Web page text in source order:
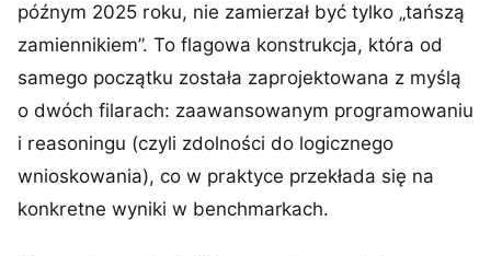
późnym 2025 roku, nie zamierzał być tylko „tańszą
zamiennikiem”. To flagowa konstrukcja, która od
samego początku została zaprojektowana z myślą
o dwóch filarach: zaawansowanym programowaniu
i reasoningu (czyli zdolności do logicznego
wnioskowania), co w praktyce przekłada się na
konkretne wyniki w benchmarkach.